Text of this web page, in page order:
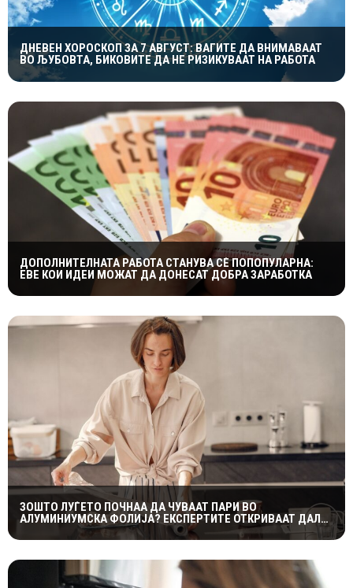
ДНЕВЕН ХОРОСКОП ЗА 7 АВГУСТ: ВАГИТЕ ДА ВНИМАВААТ
ВО ЉУБОВТА, БИКОВИТЕ ДА НЕ РИЗИКУВААТ НА РАБОТА
ДОПОЛНИТЕЛНАТА РАБОТА СТАНУВА СÈ ПОПОПУЛАРНА:
ЕВЕ КОИ ИДЕИ МОЖАТ ДА ДОНЕСАТ ДОБРА ЗАРАБОТКА
ЗОШТО ЛУЃЕТО ПОЧНАА ДА ЧУВААТ ПАРИ ВО
АЛУМИНИУМСКА ФОЛИЈА? ЕКСПЕРТИТЕ ОТКРИВААТ ДАЛИ
ТРИКОТ НАВИСТИНА ФУНКЦИОНИРА